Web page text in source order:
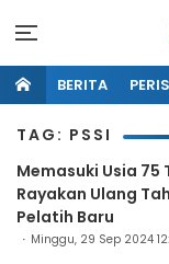
BERITA
TAG: PSSI
Memasuki Usia 75
Rayakan Ulang
Pelatih Baru
Minggu, 29 Sep 2024